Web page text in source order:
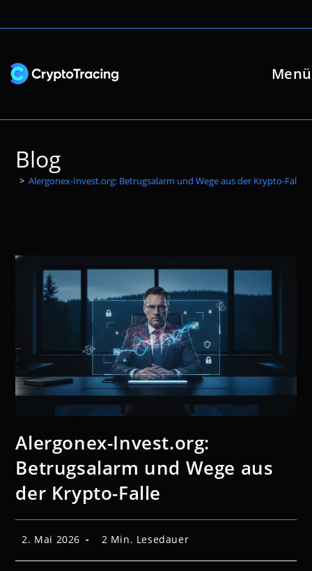
Inhalt
Menü
Blog
> Alergonex-Invest.org: Betrugsalarm und Wege aus der Krypto-Falle
Alergonex-Invest.org:
Betrugsalarm und Wege aus
der Krypto-Falle
Beitrag
2. Mai 2026 Lesedauer:
2 Min. Lesedauer